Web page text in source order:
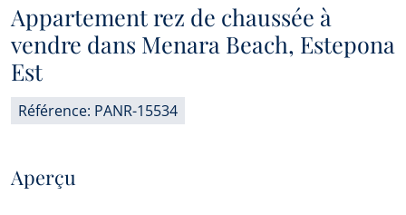
Appartement rez de chaussée à
vendre dans Menara Beach, Estepona
Est
Référence: PANR-15534
Aperçu